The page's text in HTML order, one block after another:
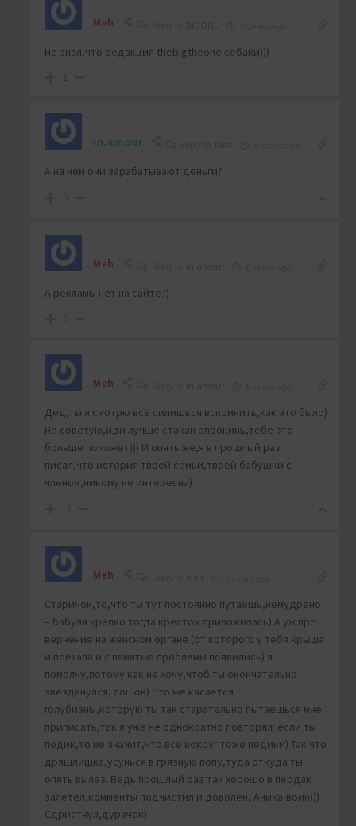
Meh BIGONE
Не знал,что редакция thebigtheone собаки)))
1
in.amour Meh
А на чем они зарабатывают деньги?
Meh in.amour
А рекламы нет на сайте?)
Meh in.amour
Дед,ты я смотрю всё силишься вспомнить,как это было)
Не советую,иди лучше стакан опрокинь,тебе это
больше поможет))) И опять же,я в прошлый раз
писал,что история твоей семьи,твоей бабушки с
членом,никому не интересна)
-2
Meh Meh
Старичок,то,что ты тут постоянно путаешь,немудрено
– бабуля крепко тогда крестом приложилась) А уж про
верчение на женском органе (от которого у тебя крыша
и поехала и с памятью проблемы появились) я
помолчу,потому как не хочу,чтоб ты окончательно
звезданулся, лошок) Что же касается
голубизны,которую ты так старательно пытаешься мне
приписать,так я уже не однократно повторял: если ты
педик,то не значит,что все вокруг тоже педики) Так что
дряшлишка,усунься в грязную попу,туда откуда ты
опять вылез. Ведь прошлый раз так хорошо в пердак
залетел,комменты подчистил и доволен, Аника-воин)))
Сдристнул,дурачок)